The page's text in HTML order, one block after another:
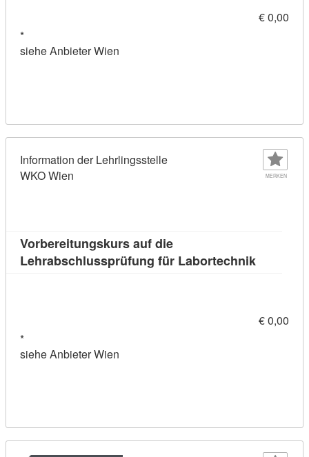
€ 0,00
*
siehe Anbieter Wien
Information der Lehrlingsstelle
WKO Wien
MERKEN
Vorbereitungskurs auf die
Lehrabschlussprüfung für Labortechnik
€ 0,00
*
siehe Anbieter Wien